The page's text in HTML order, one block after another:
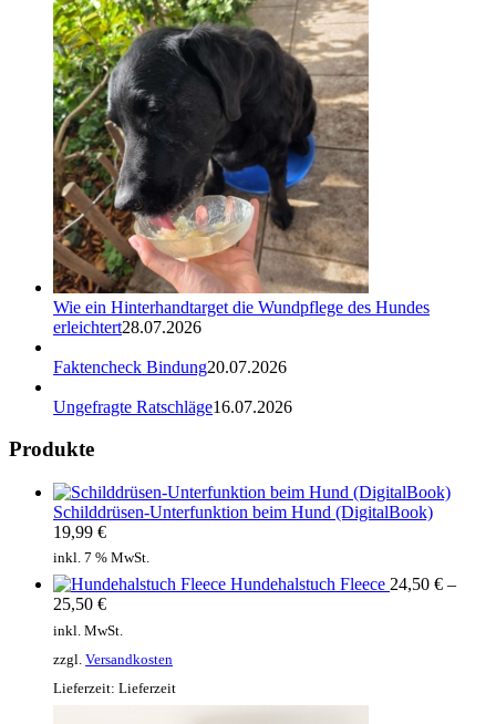
Wie ein Hinterhandtarget die Wundpflege des Hundes
erleichtert28.07.2026
Faktencheck Bindung20.07.2026
Ungefragte Ratschläge16.07.2026
Produkte
Schilddrüsen-Unterfunktion beim Hund (DigitalBook)
19,99 €
inkl. 7 % MwSt.
Hundehalstuch Fleece 24,50 € –
25,50 €
inkl. MwSt.
zzgl. Versandkosten
Lieferzeit: Lieferzeit